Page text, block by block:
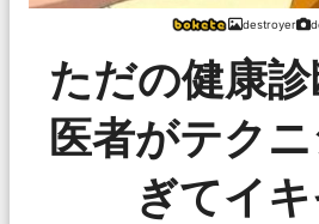
destroyer
ただの健康
医者がテク
ぎてイキ